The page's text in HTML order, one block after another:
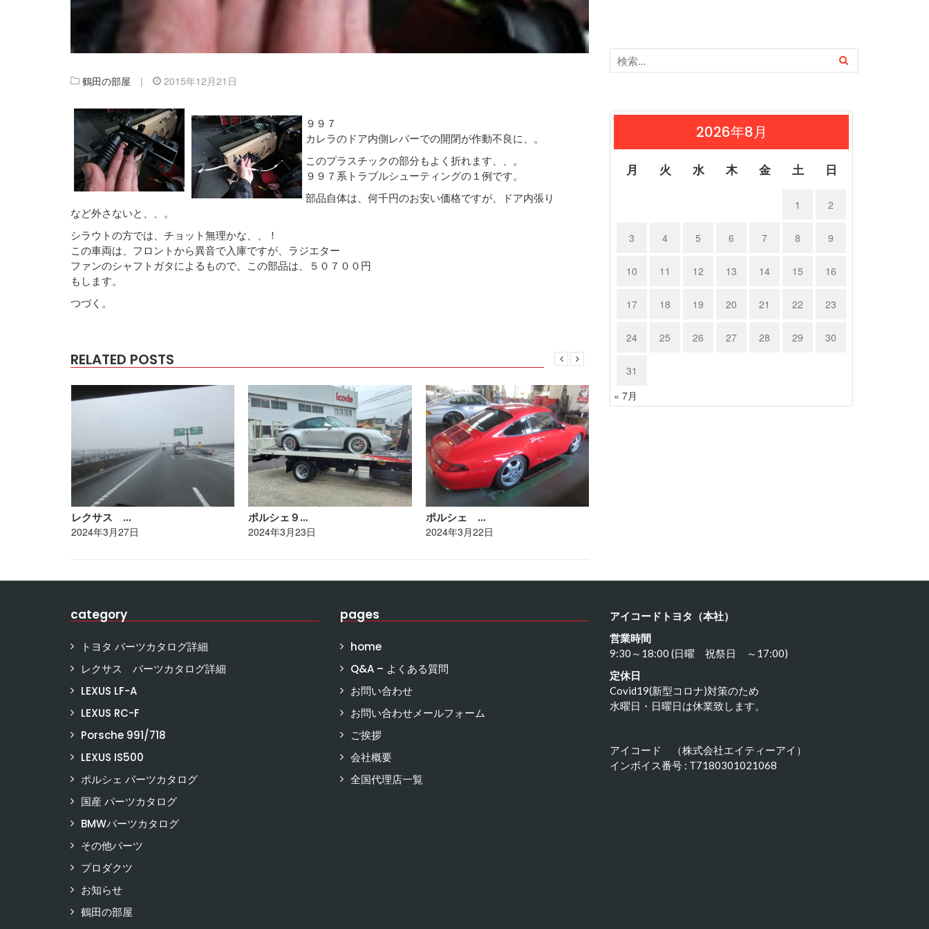
鶴田の部屋 | 2015年12月21日
９９７
カレラのドア内側レバーでの開閉が作動不良に、。
このプラスチックの部分もよく折れます、、。
９９７系トラブルシューティングの１例です。
部品自体は、何千円のお安い価格ですが、ドア内張り
など外さないと、、。
シラウトの方では、チョット無理かな、、！
この車両は、フロントから異音で入庫ですが、ラジエター
ファンのシャフトガタによるもので、この部品は、５０７００円
もします。
つづく。
RELATED POSTS
レクサス …
2024年3月27日
ポルシェ９…
2024年3月23日
ポルシェ …
2024年3月22日
2026年8月
月 火 水 木 金 土 日
1 2
3 4 5 6 7 8 9
10 11 12 13 14 15 16
17 18 19 20 21 22 23
24 25 26 27 28 29 30
31
« 7月
category
トヨタ パーツカタログ詳細
レクサス パーツカタログ詳細
LEXUS LF-A
LEXUS RC-F
Porsche 991/718
LEXUS IS500
ポルシェ パーツカタログ
国産 パーツカタログ
BMWパーツカタログ
その他パーツ
プロダクツ
お知らせ
鶴田の部屋
pages
home
Q&A – よくある質問
お問い合わせ
お問い合わせメールフォーム
ご挨拶
会社概要
全国代理店一覧
アイコードトヨタ（本社）
営業時間
9:30～18:00 (日曜 祝祭日 ～17:00)
定休日
Covid19(新型コロナ)対策のため
水曜日・日曜日は休業致します。
アイコード （株式会社エイティーアイ）
インボイス番号 : T7180301021068